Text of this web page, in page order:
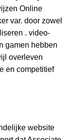
Online
var. door zowel
. video-
gamen hebben
overleven
en competitief
website